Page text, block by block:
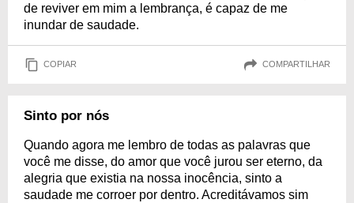
de reviver em mim a lembrança, é capaz de me
inundar de saudade.
COPIAR COMPARTILHAR
Sinto por nós
Quando agora me lembro de todas as palavras que
você me disse, do amor que você jurou ser eterno, da
alegria que existia na nossa inocência, sinto a
saudade me corroer por dentro. Acreditávamos sim